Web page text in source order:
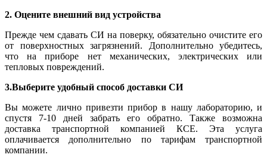
2. Оцените внешний вид устройства
Прежде чем сдавать СИ на поверку, обязательно очистите его
от поверхностных загрязнений. Дополнительно убедитесь,
что на приборе нет механических, электрических или
тепловых повреждений.
3.Выберите удобный способ доставки СИ
Вы можете лично привезти прибор в нашу лабораторию, и
спустя 7-10 дней забрать его обратно. Также возможна
доставка транспортной компанией КСЕ. Эта услуга
оплачивается дополнительно по тарифам транспортной
компании.